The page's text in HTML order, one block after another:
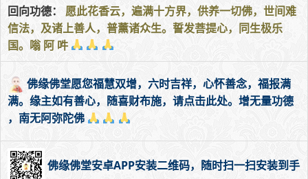
回向功德： 愿此花香云，遍满十方界，供养一切佛，世间难
信法，及诸上善人，普薰诸众生。誓发菩提心，同生极乐
国。嗡 阿 吽
佛缘佛堂愿您福慧双增，六时吉祥，心怀善念，福报满
满。缘主如有善心，随喜财布施，请点击此处。增无量功德
，南无阿弥陀佛
佛缘佛堂安卓APP安装二维码，随时扫一扫安装到手